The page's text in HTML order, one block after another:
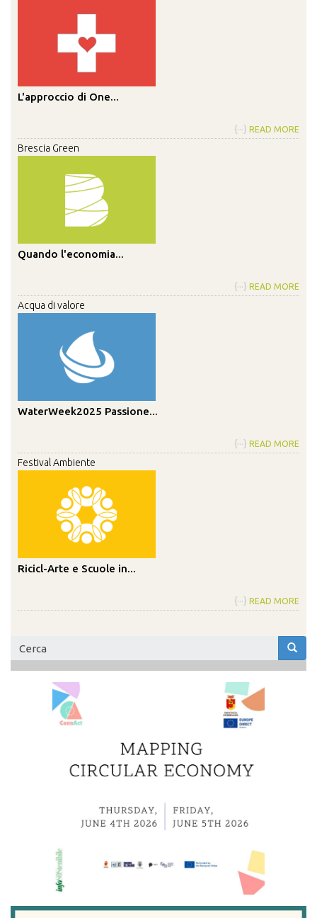
L'approccio di One...
{···} READ MORE
Brescia Green
Quando l'economia...
{···} READ MORE
Acqua di valore
WaterWeek2025 Passione...
{···} READ MORE
Festival Ambiente
Ricicl-Arte e Scuole in...
{···} READ MORE
Form
di
ricerca
Cerca